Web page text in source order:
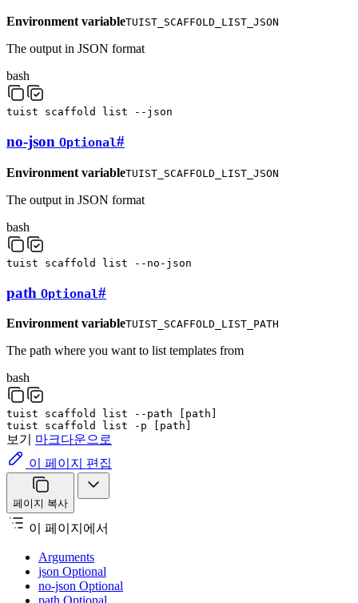
Environment variableTUIST_SCAFFOLD_LIST_JSON
The output in JSON format
bash
tuist scaffold list --json
no-json Optional#
Environment variableTUIST_SCAFFOLD_LIST_JSON
The output in JSON format
bash
tuist scaffold list --no-json
path Optional#
Environment variableTUIST_SCAFFOLD_LIST_PATH
The path where you want to list templates from
bash
tuist scaffold list --path path
tuist
scaffold list -p path
보기
마크다운으로
이 페이지 편집
페이지 복사
이 페이지에서
Arguments
json Optional
no-json Optional